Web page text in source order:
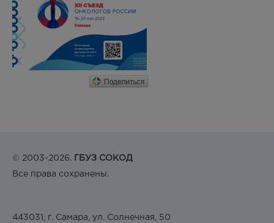
© 2003-2026. ГБУЗ СОКОД
Все права сохранены.
443031, г. Самара, ул. Солнечная, 50